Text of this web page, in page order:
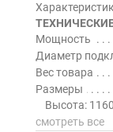
Мощность
Диаметр
Вес товара
Размеры
Высота:
смотреть все